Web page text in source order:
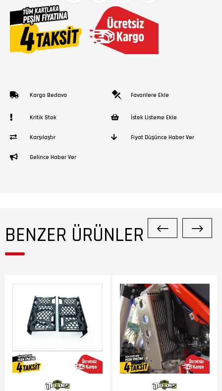
Kargo Bedava Favorilere Ekle
Kritik Stok İstek Listeme Ekle
Karşılaştır Fiyat Düşünce Haber Ver
Gelince Haber Ver
BENZER ÜRÜNLER